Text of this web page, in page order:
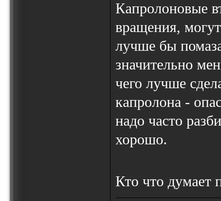
Капролоновые
вращения,
лучше бы
значительно
чего лучше
капролона -
надо часто
хорошо.
Кто что думает